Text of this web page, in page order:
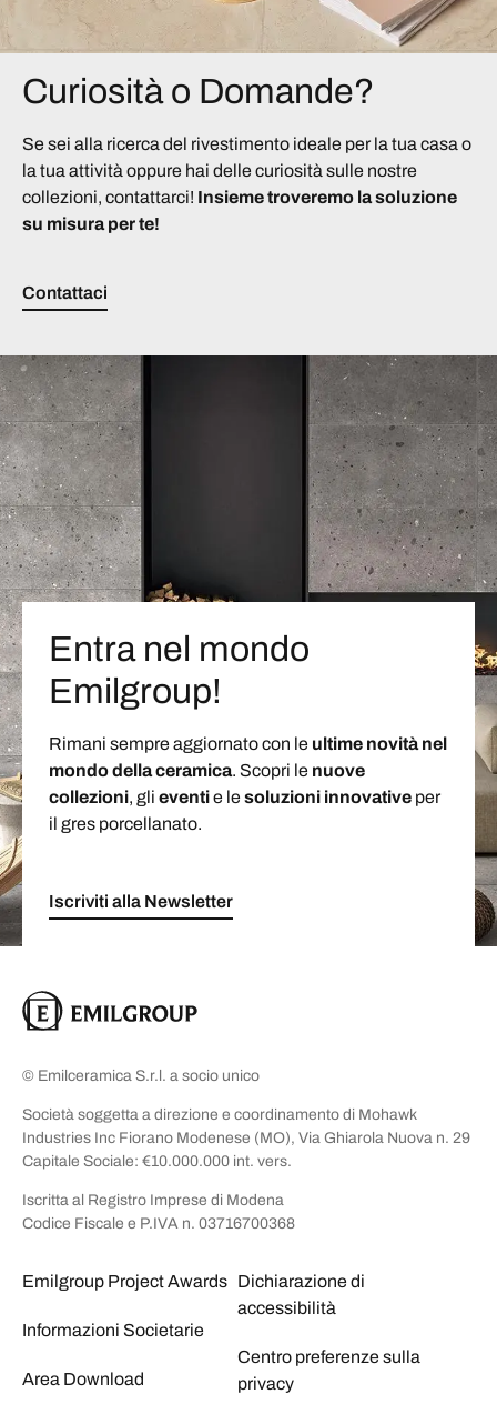
Curiosità o Domande?
Se sei alla ricerca del rivestimento ideale per la tua casa o
la tua attività oppure hai delle curiosità sulle nostre
collezioni, contattarci! Insieme troveremo la soluzione
su misura per te!
Contattaci
Entra nel mondo
Emilgroup!
Rimani sempre aggiornato con le ultime novità nel
mondo della ceramica. Scopri le nuove
collezioni, gli eventie lesoluzioni innovative per
il gres porcellanato.
Iscriviti alla Newsletter
© Emilceramica S.r.l. a socio unico
Società soggetta a direzione e coordinamento di Mohawk
Industries Inc Fiorano Modenese (MO), Via Ghiarola Nuova n. 29
Capitale Sociale: €10.000.000 int. vers.
Iscritta al Registro Imprese di Modena
Codice Fiscale e P.IVA n. 03716700368
Emilgroup Project Awards
Informazioni Societarie
Area Download
Dichiarazione di
accessibilità
Centro preferenze sulla
privacy